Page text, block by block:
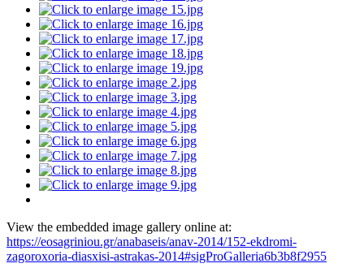
View the embedded image gallery online at:
https://eosagriniou.gr/anabaseis/anav-2014/152-ekdromi-
zagoroxoria-diasxisi-astrakas-2014#sigProGalleria6b3b8f2955